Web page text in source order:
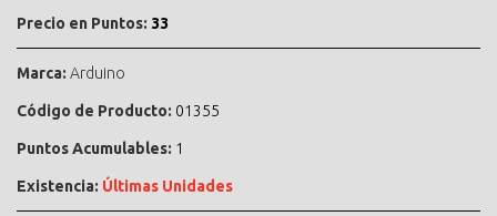
Precio en Puntos: 33
Marca: Arduino
Código de Producto: 01355
Puntos Acumulables: 1
Existencia: Últimas Unidades